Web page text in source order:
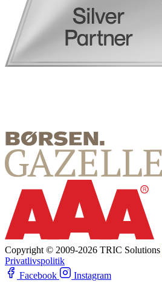
Copyright © 2009-2026 TRIC Solutions
Privatlivspolitik
Facebook
Instagram